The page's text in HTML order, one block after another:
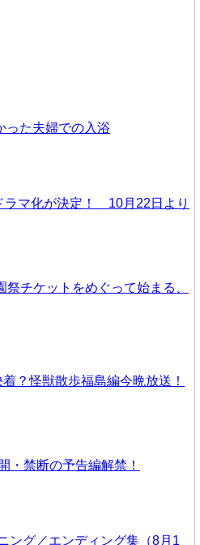
った夫婦での入浴
ラマ化が決定！ 10月22日より
チケットをめぐって始まる、
？怪獣散歩福島編今晩放送！
・禁断の予告編解禁！
グ／エンディング集（8月1